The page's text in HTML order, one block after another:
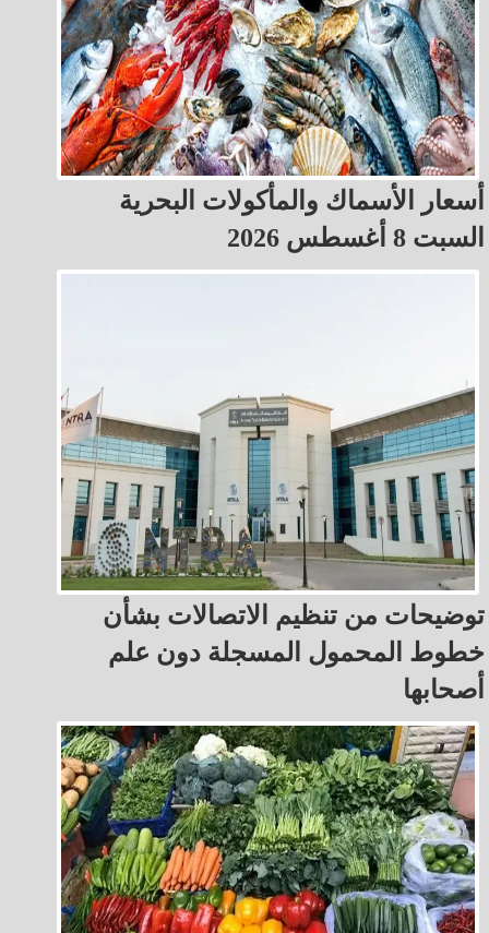
أسعار الأسماك والمأكولات البحرية
السبت 8 أغسطس 2026
توضيحات من تنظيم الاتصالات بشأن
خطوط المحمول المسجلة دون علم
أصحابها